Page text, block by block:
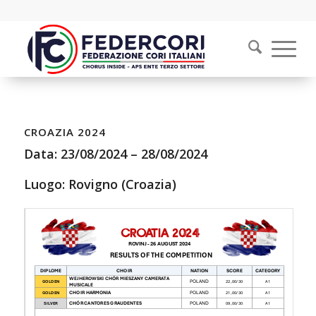
CROAZIA 2024
Data: 23/08/2024– 28/08/2024
Luogo: Rovigno (Croazia)